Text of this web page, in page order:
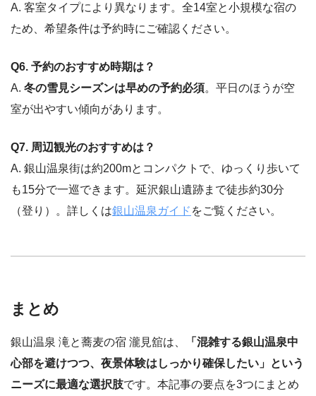
A. 客室タイプにより異なります。全14室と小規模な宿の
ため、希望条件は予約時にご確認ください。
Q6. 予約のおすすめ時期は？
A. 冬の雪見シーズンは早めの予約必須。平日のほうが空
室が出やすい傾向があります。
Q7. 周辺観光のおすすめは？
A. 銀山温泉街は約200mとコンパクトで、ゆっくり歩いて
も15分で一巡できます。延沢銀山遺跡まで徒歩約30分
（登り）。詳しくは銀山温泉ガイド をご覧ください。
まとめ
銀山温泉 滝と蕎麦の宿 瀧見舘は、
「混雑する銀山温泉中
心部を避けつつ、夜景体験はしっかり確保したい」という
ニーズに最適な選択肢です。本記事の要点を3つにまとめ